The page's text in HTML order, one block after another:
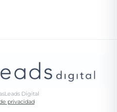
Digital
privacidad